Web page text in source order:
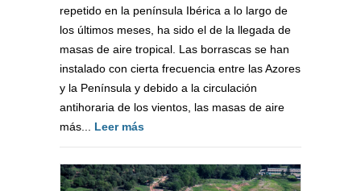
repetido en la península Ibérica a lo largo de
los últimos meses, ha sido el de la llegada de
masas de aire tropical. Las borrascas se han
instalado con cierta frecuencia entre las Azores
y la Península y debido a la circulación
antihoraria de los vientos, las masas de aire
más... Leer más